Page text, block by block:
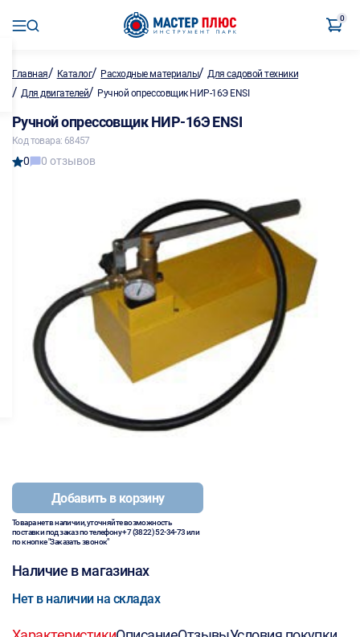
0
Главная/ Каталог/ Расходные материалы/Для садовой техники
/ Для двигателей/ Ручной опрессовщик НИР-16Э ENSI
Ручной опрессовщик НИР-16Э ENSI
Код товара: 68457
0 0 отзывов
Добавить в корзину
Товара нет в наличии, уточняйте возможность
поставки под заказ по телефону+7 (3822) 52-34-73или
по кнопке "Заказать звонок"
Наличие в магазинах
Нет в наличии на складах